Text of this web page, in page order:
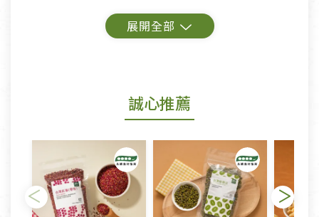
鑑賞期商品說明：
若您購買的商品有下列「不適用七天鑑賞期商品」情
形者，除商品瑕疵以外，恕不接受退換貨.
依消保法之規定提供該商品七天免費鑑賞期(含例假
日)的服務，原則上若商品未經使用或被汙損(除商品
瑕疵)，一般皆可申請退換貨。
誠心推薦